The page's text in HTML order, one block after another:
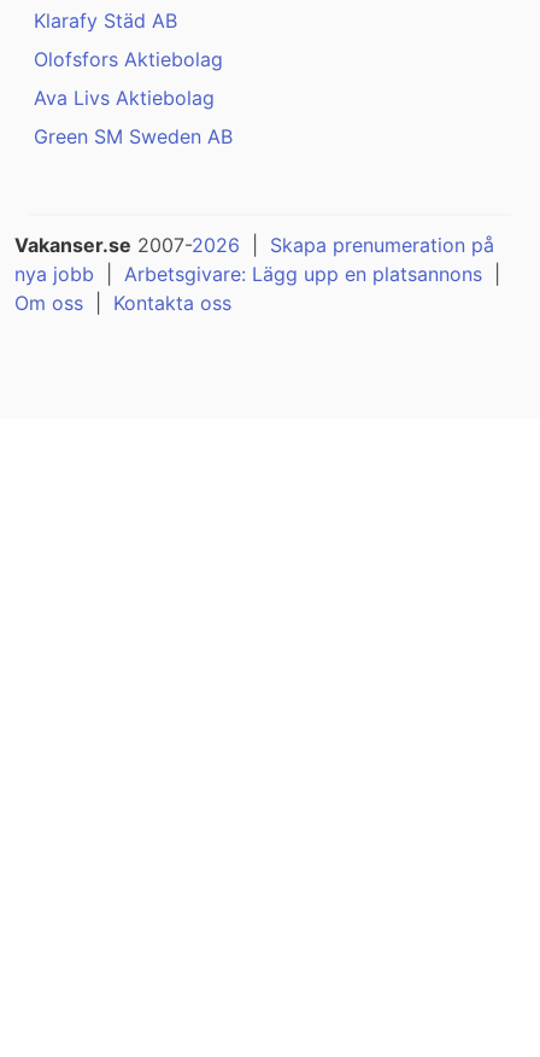
Klarafy Städ AB
Olofsfors Aktiebolag
Ava Livs Aktiebolag
Green SM Sweden AB
Vakanser.se 2007-2026
Skapa prenumeration på
nya jobb
Arbetsgivare: Lägg upp en platsannons
Om oss
Kontakta oss